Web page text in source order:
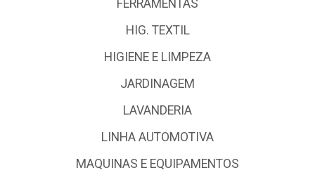
FERRAMENTAS
HIG. TEXTIL
HIGIENE E LIMPEZA
JARDINAGEM
LAVANDERIA
LINHA AUTOMOTIVA
MAQUINAS E EQUIPAMENTOS